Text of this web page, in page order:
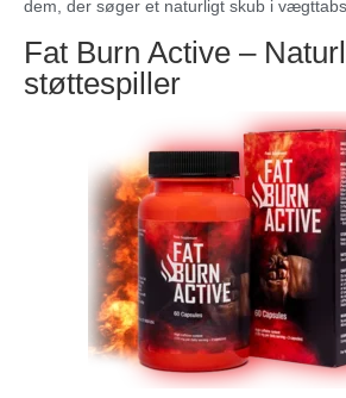
dem, der søger et naturligt skub i
Fat Burn Active –
støttespiller